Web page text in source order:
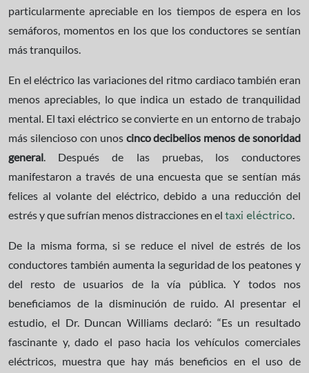
particularmente apreciable en los tiempos de espera en los
semáforos, momentos en los que los conductores se sentían
más tranquilos.
En el eléctrico las variaciones del ritmo cardiaco también eran
menos apreciables, lo que indica un estado de tranquilidad
mental. El taxi eléctrico se convierte en un entorno de trabajo
más silencioso con unos cinco decibelios menos de sonoridad
general. Después de las pruebas, los conductores
manifestaron a través de una encuesta que se sentían más
felices al volante del eléctrico, debido a una reducción del
estrés y que sufrían menos distracciones en el taxi eléctrico.
De la misma forma, si se reduce el nivel de estrés de los
conductores también aumenta la seguridad de los peatones y
del resto de usuarios de la vía pública. Y todos nos
beneficiamos de la disminución de ruido. Al presentar el
estudio, el Dr. Duncan Williams declaró: “Es un resultado
fascinante y, dado el paso hacia los vehículos comerciales
eléctricos, muestra que hay más beneficios en el uso de